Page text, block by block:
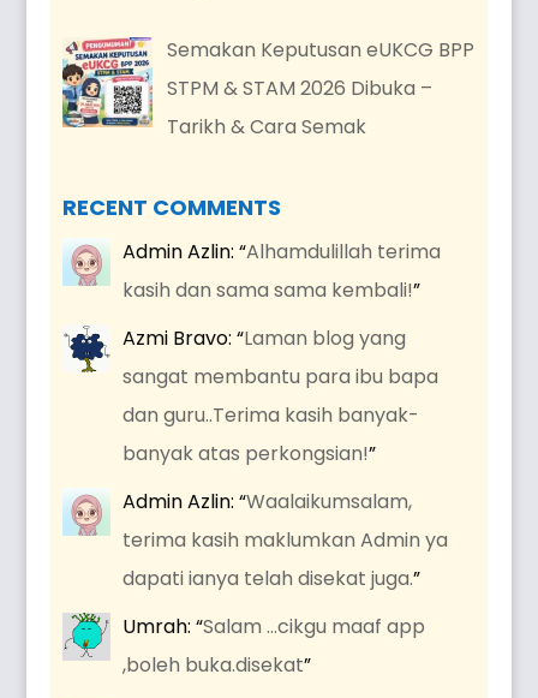
Semakan Keputusan eUKCG BPP
STPM & STAM 2026 Dibuka –
Tarikh & Cara Semak
RECENT COMMENTS
Admin Azlin: “Alhamdulillah terima
kasih dan sama sama kembali!”
Azmi Bravo: “Laman blog yang
sangat membantu para ibu bapa
dan guru..Terima kasih banyak-
banyak atas perkongsian!”
Admin Azlin: “Waalaikumsalam,
terima kasih maklumkan Admin ya
dapati ianya telah disekat juga.”
Umrah: “Salam …cikgu maaf app
,boleh buka.disekat”